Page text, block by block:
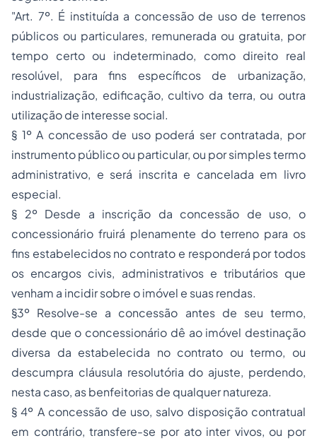
"Art. 7º. É instituída a concessão de uso de terrenos
públicos ou particulares, remunerada ou gratuita, por
tempo certo ou indeterminado, como direito real
resolúvel, para fins específicos de urbanização,
industrialização, edificação, cultivo da terra, ou outra
utilização de interesse social.
§ 1º A concessão de uso poderá ser contratada, por
instrumento público ou particular, ou por simples termo
administrativo, e será inscrita e cancelada em livro
especial.
§ 2º Desde a inscrição da concessão de uso, o
concessionário fruirá plenamente do terreno para os
fins estabelecidos no contrato e responderá por todos
os encargos civis, administrativos e tributários que
venham a incidir sobre o imóvel e suas rendas.
§3º Resolve-se a concessão antes de seu termo,
desde que o concessionário dê ao imóvel destinação
diversa da estabelecida no contrato ou termo, ou
descumpra cláusula resolutória do ajuste, perdendo,
nesta caso, as benfeitorias de qualquer natureza.
§ 4º A concessão de uso, salvo disposição contratual
em contrário, transfere-se por ato inter vivos, ou por